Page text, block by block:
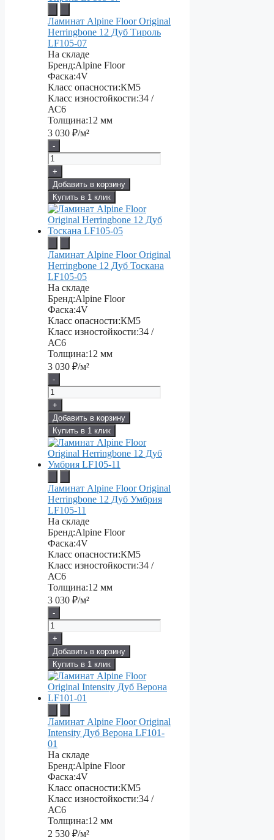
Ламинат Alpine Floor Original
Herringbone 12 Дуб Тироль
LF105-07
На складе
Бренд:Alpine Floor
Фаска:4V
Класс опасности:КМ5
Класс изностойкости:34 /
АС6
Толщина:12 мм
3 030 ₽/м²
-
+
Добавить в корзину
Купить в 1 клик
Ламинат Alpine Floor Original
Herringbone 12 Дуб Тоскана
LF105-05
На складе
Бренд:Alpine Floor
Фаска:4V
Класс опасности:КМ5
Класс изностойкости:34 /
АС6
Толщина:12 мм
3 030 ₽/м²
-
+
Добавить в корзину
Купить в 1 клик
Ламинат Alpine Floor Original
Herringbone 12 Дуб Умбрия
LF105-11
На складе
Бренд:Alpine Floor
Фаска:4V
Класс опасности:КМ5
Класс изностойкости:34 /
АС6
Толщина:12 мм
3 030 ₽/м²
-
+
Добавить в корзину
Купить в 1 клик
Ламинат Alpine Floor Original
Intensity Дуб Верона LF101-
01
На складе
Бренд:Alpine Floor
Фаска:4V
Класс опасности:КМ5
Класс изностойкости:34 /
АС6
Толщина:12 мм
2 530 ₽/м²